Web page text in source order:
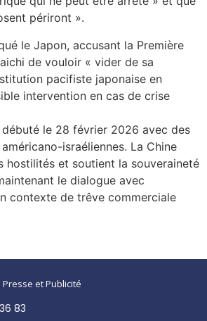
périront ».
le Japon, accusant la Première
de vouloir « vider de sa
pacifiste japonaise en
intervention en cas de crise
le 28 février 2026 avec des
israéliennes. La Chine
hostilités et soutient la souveraineté
le dialogue avec
contexte de trêve commerciale
et Publicité
83